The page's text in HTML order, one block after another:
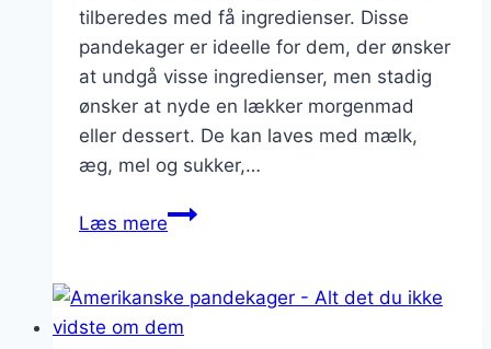
tilberedes med få ingredienser. Disse
pandekager er ideelle for dem, der ønsker
at undgå visse ingredienser, men stadig
ønsker at nyde en lækker morgenmad
eller dessert. De kan laves med mælk,
æg, mel og sukker,…
Læs merePandekager
og
fløde